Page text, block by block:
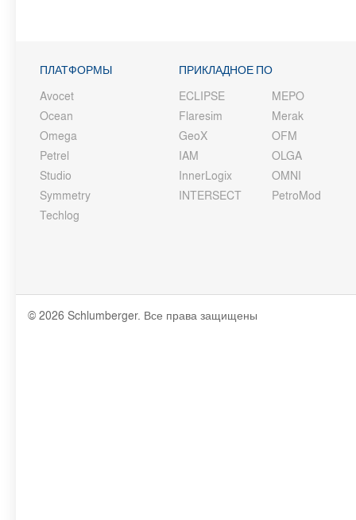
ПЛАТФОРМЫ
Avocet
Ocean
Omega
Petrel
Studio
Symmetry
Techlog
ПРИКЛАДНОЕ ПО
ECLIPSE
Flaresim
GeoX
IAM
InnerLogix
INTERSECT
MEPO
Merak
OFM
OLGA
OMNI
PetroMod
© 2026 Schlumberger. Все права защищены